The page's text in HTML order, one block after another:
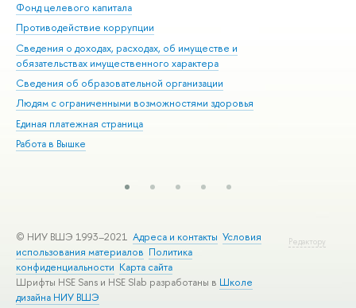
Фонд целевого капитала
Противодействие коррупции
Сведения о доходах, расходах, об имуществе и
обязательствах имущественного характера
Сведения об образовательной организации
Людям с ограниченными возможностями здоровья
Единая платежная страница
Работа в Вышке
Редактору
© НИУ ВШЭ 1993–2021 Адреса и контакты Условия
использования материалов Политика
конфиденциальности Карта сайта
Шрифты HSE Sans и HSE Slab разработаны в Школе
дизайна НИУ ВШЭ